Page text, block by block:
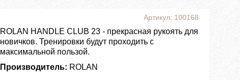
Артикул: 100168
ROLAN HANDLE CLUB 23 - прекрасная рукоять для
новичков. Тренировки будут проходить с
максимальной пользой.
Производитель: ROLAN